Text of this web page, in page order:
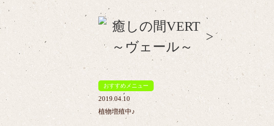
>
おすすめメニュー
2019.04.10
植物増殖中♪